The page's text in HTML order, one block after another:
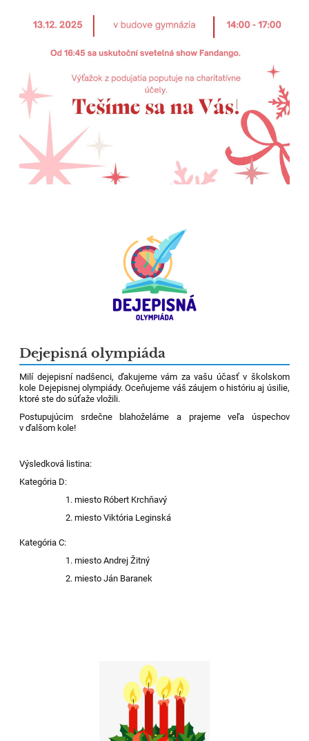
Dejepisná olympiáda
Milí dejepisní nadšenci, ďakujeme vám za vašu účasť v školskom
kole Dejepisnej olympiády. Oceňujeme váš záujem o históriu aj úsilie,
ktoré ste do súťaže vložili.
Postupujúcim srdečne blahoželáme a prajeme veľa úspechov
v ďalšom kole!
Výsledková listina:
Kategória D:
miesto Róbert Krchňavý
miesto Viktória Leginská
Kategória C:
miesto Andrej Žitný
miesto Ján Baranek